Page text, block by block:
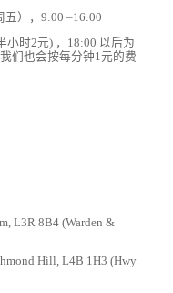
五），9:00 –16:00
小时2元) ，18:00 以后为
们也会按每分钟1元的费
L3R 8B4 (Warden &
Hill, L4B 1H3 (Hwy